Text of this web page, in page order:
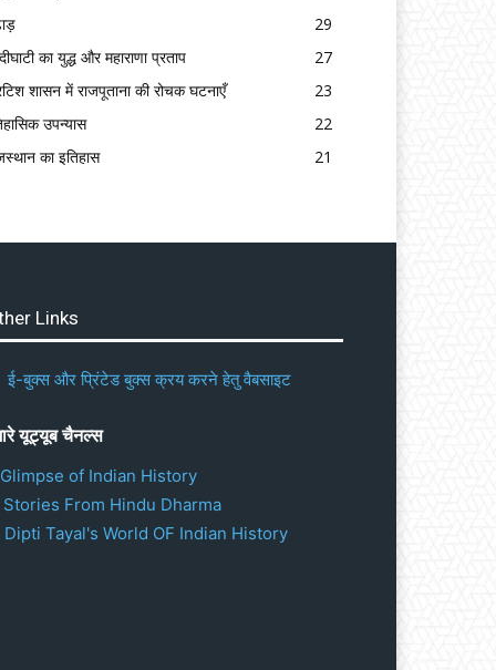
29
का युद्ध और महाराणा प्रताप
27
शासन में राजपूताना की रोचक घटनाएँ
23
उपन्यास
22
का इतिहास
21
Links
ई-बुक्स और प्रिंटेड बुक्स क्रय करने हेतु वैबसाइट
यूट्यूब चैनल्स
Glimpse of Indian History
Stories From Hindu Dharma
Dipti Tayal's World OF Indian History